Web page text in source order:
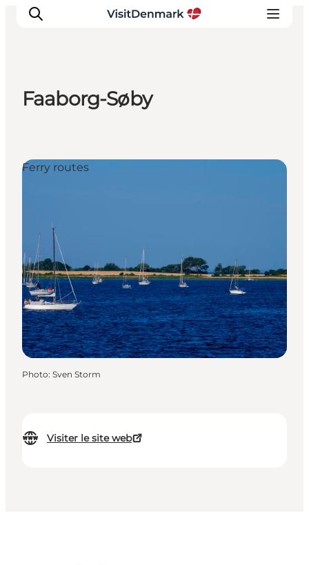
Quoi faire
Hébergements
Faaborg-Søby
Visiter le site web
Ferry routes
Photo: Sven Storm